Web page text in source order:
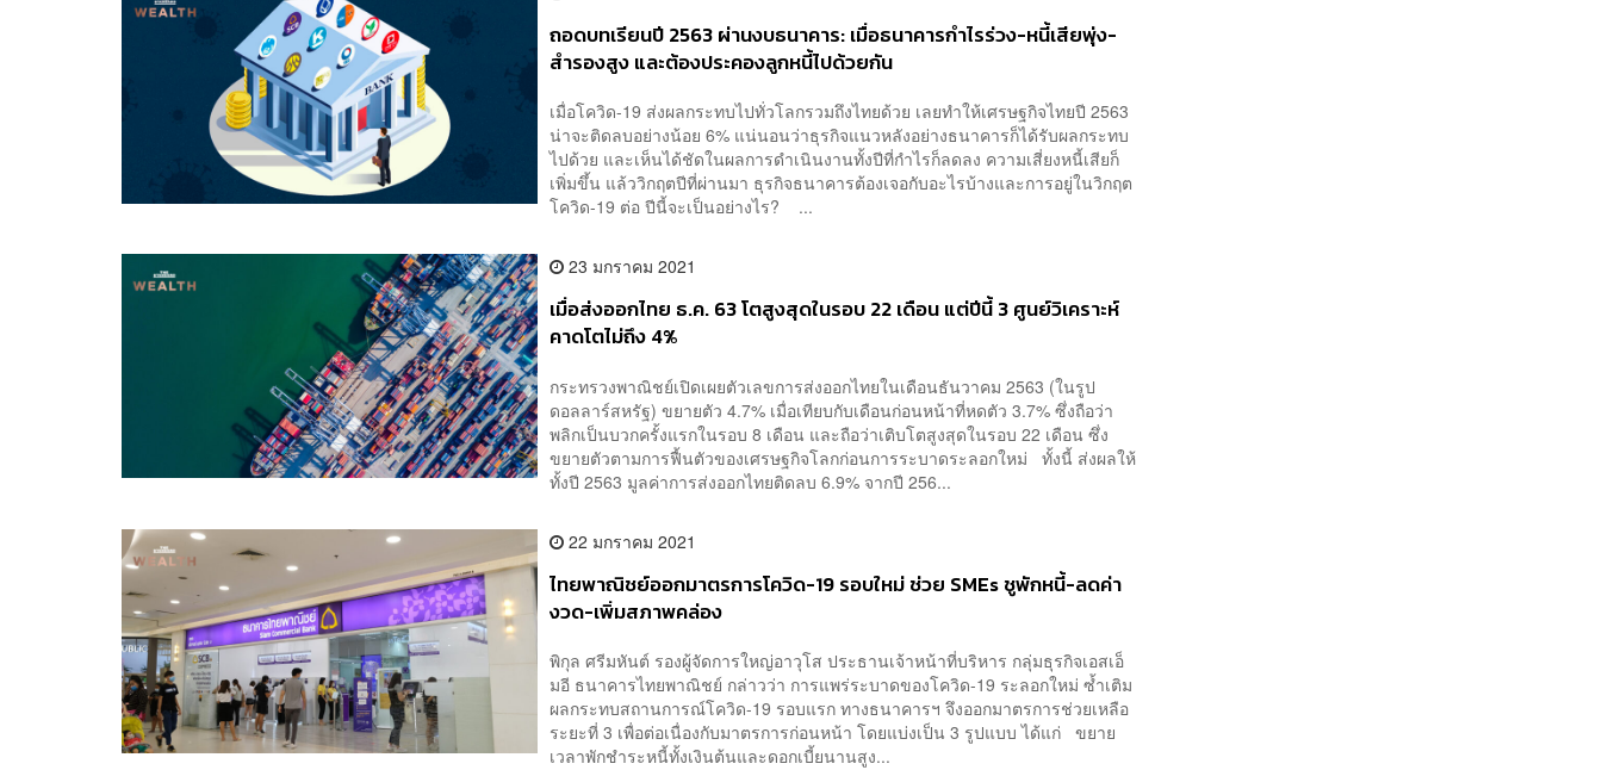
ถอดบทเรียนปี 2563 ผ่านงบธนาคาร: เมื่อธนาคารกำไรร่วง-หนี้เสียพุ่ง-
สำรองสูง และต้องประคองลูกหนี้ไปด้วยกัน
เมื่อโควิด-19 ส่งผลกระทบไปทั่วโลกรวมถึงไทยด้วย เลยทำให้เศรษฐกิจไทยปี 2563
น่าจะติดลบอย่างน้อย 6% แน่นอนว่าธุรกิจแนวหลังอย่างธนาคารก็ได้รับผลกระทบ
ไปด้วย และเห็นได้ชัดในผลการดำเนินงานทั้งปีที่กำไรก็ลดลง ความเสี่ยงหนี้เสียก็
เพิ่มขึ้น แล้ววิกฤตปีที่ผ่านมา ธุรกิจธนาคารต้องเจอกับอะไรบ้างและการอยู่ในวิกฤต
โควิด-19 ต่อ ปีนี้จะเป็นอย่างไร? ...
23 มกราคม 2021
เมื่อส่งออกไทย ธ.ค. 63 โตสูงสุดในรอบ 22 เดือน แต่ปีนี้ 3 ศูนย์วิเคราะห์
คาดโตไม่ถึง 4%
กระทรวงพาณิชย์เปิดเผยตัวเลขการส่งออกไทยในเดือนธันวาคม 2563 (ในรูป
ดอลลาร์สหรัฐ) ขยายตัว 4.7% เมื่อเทียบกับเดือนก่อนหน้าที่หดตัว 3.7% ซึ่งถือว่า
พลิกเป็นบวกครั้งแรกในรอบ 8 เดือน และถือว่าเติบโตสูงสุดในรอบ 22 เดือน ซึ่ง
ขยายตัวตามการฟื้นตัวของเศรษฐกิจโลกก่อนการระบาดระลอกใหม่ ทั้งนี้ ส่งผลให้
ทั้งปี 2563 มูลค่าการส่งออกไทยติดลบ 6.9% จากปี 256...
22 มกราคม 2021
ไทยพาณิชย์ออกมาตรการโควิด-19 รอบใหม่ ช่วย SMEs ชูพักหนี้-ลดค่า
งวด-เพิ่มสภาพคล่อง
พิกุล ศรีมหันต์ รองผู้จัดการใหญ่อาวุโส ประธานเจ้าหน้าที่บริหาร กลุ่มธุรกิจเอสเอ็
มอี ธนาคารไทยพาณิชย์ กล่าวว่า การแพร่ระบาดของโควิด-19 ระลอกใหม่ ซ้ำเติม
ผลกระทบสถานการณ์โควิด-19 รอบแรก ทางธนาคารฯ จึงออกมาตรการช่วยเหลือ
ระยะที่ 3 เพื่อต่อเนื่องกับมาตรการก่อนหน้า โดยแบ่งเป็น 3 รูปแบบ ได้แก่ ขยาย
เวลาพักชำระหนี้ทั้งเงินต้นและดอกเบี้ยนานสูง...